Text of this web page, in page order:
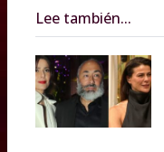
Lee también...